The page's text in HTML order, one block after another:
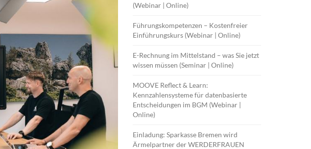
(Webinar | Online)
Führungskompetenzen – Kostenfreier
Einführungskurs (Webinar | Online)
E-Rechnung im Mittelstand – was Sie jetzt
wissen müssen (Seminar | Online)
MOOVE Reflect & Learn:
Kennzahlensysteme für datenbasierte
Entscheidungen im BGM (Webinar |
Online)
Einladung: Sparkasse Bremen wird
Ärmelpartner der WERDERFRAUEN